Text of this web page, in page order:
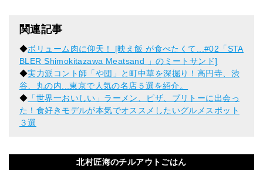
関連記事
◆ボリューム肉に仰天！ [映え飯 が食べたくて...#02「STA
BLER Shimokitazawa Meatsand 」のミートサンド]
◆実力派コント師「や団」と町中華を深掘り！高円寺、渋
谷、丸の内...東京で人気の名店５選を紹介。
◆ 「世界一おいしい」ラーメン、ピザ、ブリトーに出会っ
た！食好きモデルが本気でオススメしたいグルメスポット
３選
北村匠海のチルアウトごはん